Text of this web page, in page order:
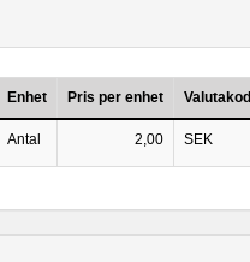
Enhet Pris per enhet Valutakod
Antal 2,00 SEK